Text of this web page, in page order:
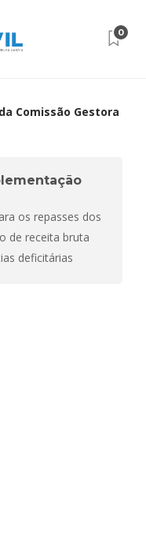
0
Comissão Gestora
os repasses dos
de receita bruta
deficitárias